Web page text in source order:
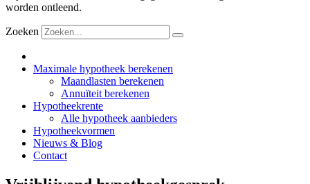
worden ontleend.
Zoeken
Maximale hypotheek berekenen
Maandlasten berekenen
Annuïteit berekenen
Hypotheekrente
Alle hypotheek aanbieders
Hypotheekvormen
Nieuws & Blog
Contact